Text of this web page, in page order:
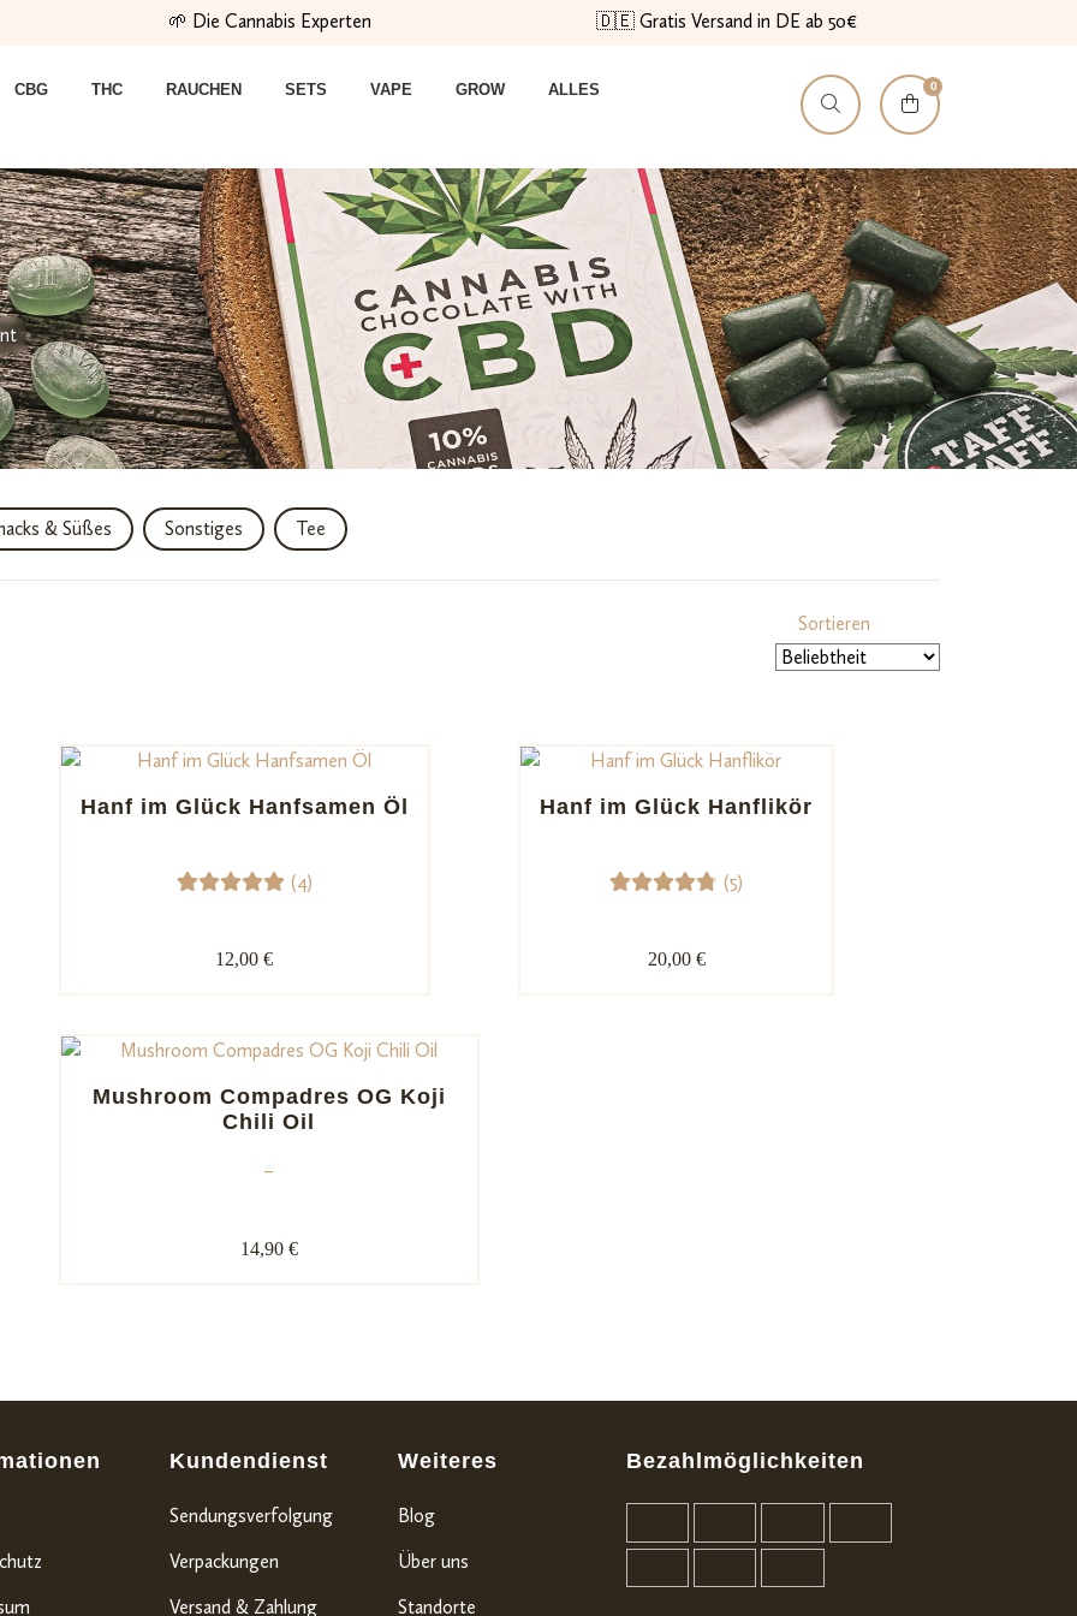
🌱 Die Cannabis Experten 🇩🇪 Gratis Versand in DE ab 50€
CBG THC RAUCHEN SETS VAPE GROW ALLES 0
& Süßes Sonstiges Tee
Sortieren
Hanf im Glück Hanfsamen Öl
5.00von
d auf
Kundenb
ewertun
(4)
12,00 €
Hanf im Glück Hanflikör
4.80von
(5)
20,00 €
Mushroom Compadres OG Koji
Chili Oil
–
14,90 €
Kundendienst
Sendungsverfolgung
Verpackungen
Versand & Zahlung
Weiteres
Blog
Über uns
Standorte
Bezahlmöglichkeiten